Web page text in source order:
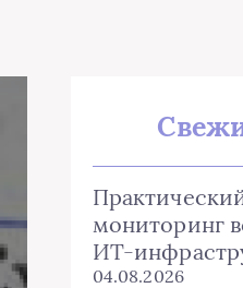
мониторинг
ИТ-
04.08.2026